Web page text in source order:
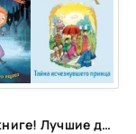
Дело в книге! Лучшие детективы для детей и подростков